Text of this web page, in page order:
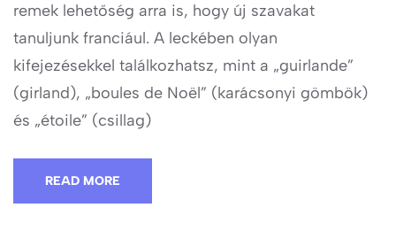
remek lehetőség arra is, hogy új szavakat
tanuljunk franciául. A leckében olyan
kifejezésekkel találkozhatsz, mint a „guirlande”
(girland), „boules de Noël” (karácsonyi gömbök)
és „étoile” (csillag)
READ MORE